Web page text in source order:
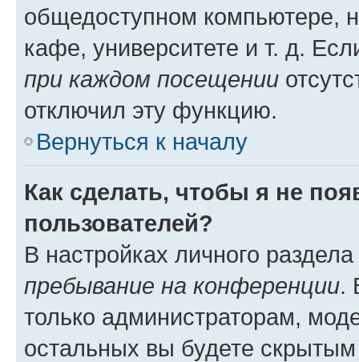
общедоступном компьютере,
кафе, университете и т. д.
при каждом посещении
отключил эту функцию.
Вернуться к началу
Как сделать, чтобы я не
пользователей?
В настройках личного
пребывание на конференции.
только администраторам,
остальных вы будете